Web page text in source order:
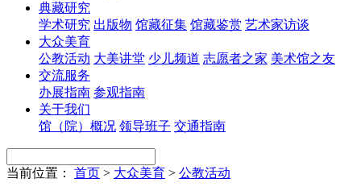
典藏研究
学术研究 出版物 馆藏征集 馆藏鉴赏 艺术家访谈
大众美育
公教活动 大美讲堂 少儿频道 志愿者之家 美术馆之友
交流服务
办展指南 参观指南
关于我们
馆（院）概况 领导班子 交通指南
当前位置： 首页 > 大众美育 > 公教活动